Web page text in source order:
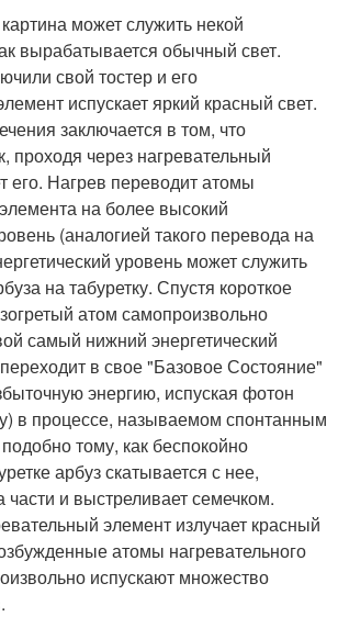
может служить некой
вырабатывается обычный свет.
свой тостер и его
испускает яркий красный свет.
заключается в том, что
проходя через нагревательный
его. Нагрев переводит атомы
на более высокий
(аналогией такого перевода на
уровень может служить
на табуретку. Спустя короткое
атом самопроизвольно
самый нижний энергетический
в свое "Базовое Состояние"
энергию, испуская фотон
в процессе, называемом спонтанным
тому, как беспокойно
арбуз скатывается с нее,
части и выстреливает семечком.
элемент излучает красный
атомы нагревательного
испускают множество